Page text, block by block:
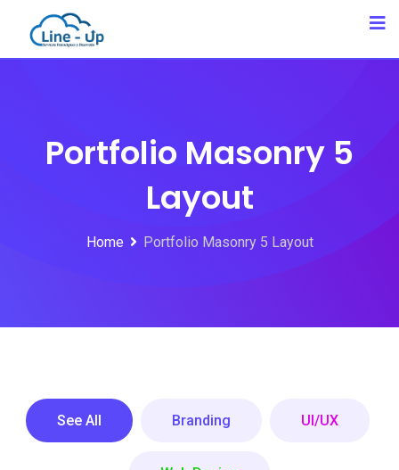
Portfolio Masonry 5
Layout
Home Portfolio Masonry 5 Layout
See All Branding UI/UX